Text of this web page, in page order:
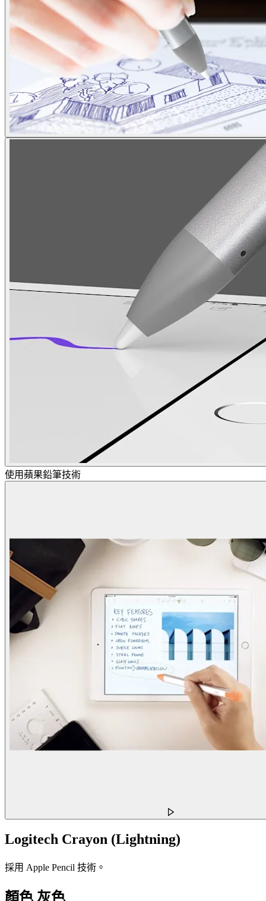
使用蘋果鉛筆技術
Logitech Crayon (Lightning)
採用 Apple Pencil 技術。
顏色 灰色